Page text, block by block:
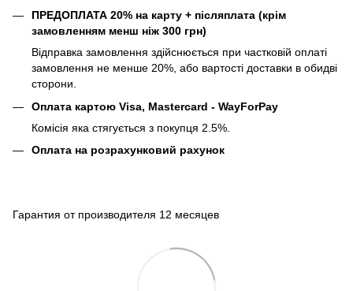
ПРЕДОПЛАТА 20% на карту + післяплата (крім
замовленням менш ніж 300 грн)
Відправка замовлення здійснюється при частковій оплаті
замовлення не менше 20%, або вартості доставки в обидві
сторони.
Оплата картою Visa, Mastercard - WayForPay
Комісія яка стягується з покупця 2.5%.
Оплата на розрахунковий рахунок
Гарантия от производителя 12 месяцев